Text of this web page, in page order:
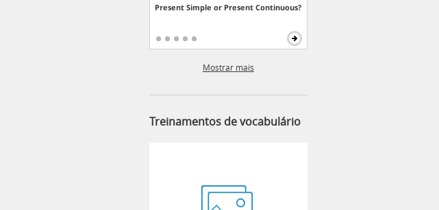
Present Simple or Present Continuous?
Mostrar mais
Treinamentos de vocabulário